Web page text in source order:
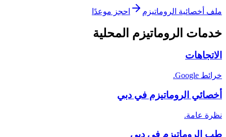
ملف أخصائية الروماتيزم احجز موعدًا
خدمات الروماتيزم المحلية
الاتجاهات
خرائط Google.
أخصائي الروماتيزم في دبي
نظرة عامة.
طب الروماتيزم في دبي